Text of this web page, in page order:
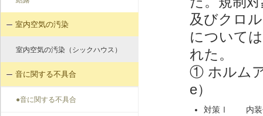
室内空気の汚染
室内空気の汚染（シックハウス）
音に関する不具合
●音に関する不具合
及びクロ
について
れた。
① ホルム
e）
対策Ⅰ
内